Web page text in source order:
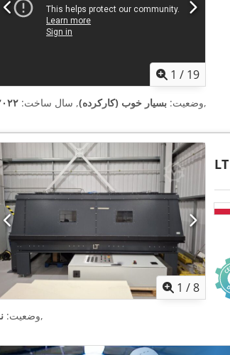
1 / 19
وضعیت: بسیار خوب (کارکرده), سال ساخت: ,
1 /8
LT
وضعیت:,